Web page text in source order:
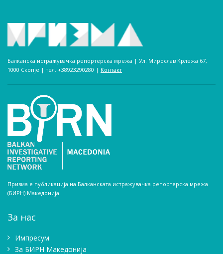
Балканска истражувачка репортерска мрежа | Ул. Мирослав Крлежа 67,
1000 Скопје | тел. +38923290280­ | Контакт
Призма е публикација на Балканската истражувачка репортерска мрежа
(БИРН) Македонија
За нас
Импресум
Зa БИРН Македонија